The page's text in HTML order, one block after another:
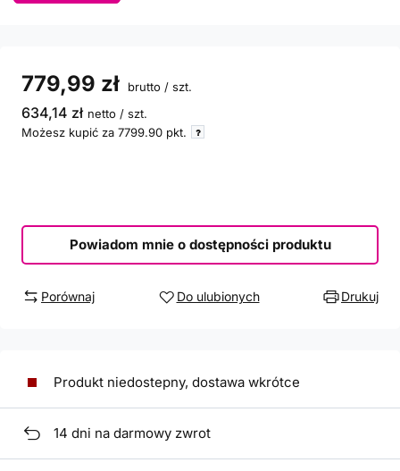
779,99 zł brutto / szt.
634,14 zł netto / szt.
Możesz kupić za 7799.90 pkt.
Powiadom mnie o dostępności produktu
Porównaj Do ulubionych Drukuj
Produkt niedostepny, dostawa wkrótce
14 dni na darmowy zwrot